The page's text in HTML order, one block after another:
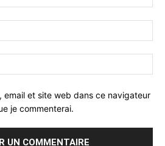
email et site web dans ce navigateur
je commenterai.